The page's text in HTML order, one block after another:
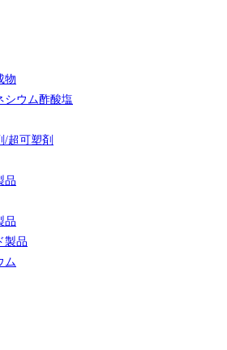
物
シウム酢酸塩
/超可塑剤
品
品
製品
ム